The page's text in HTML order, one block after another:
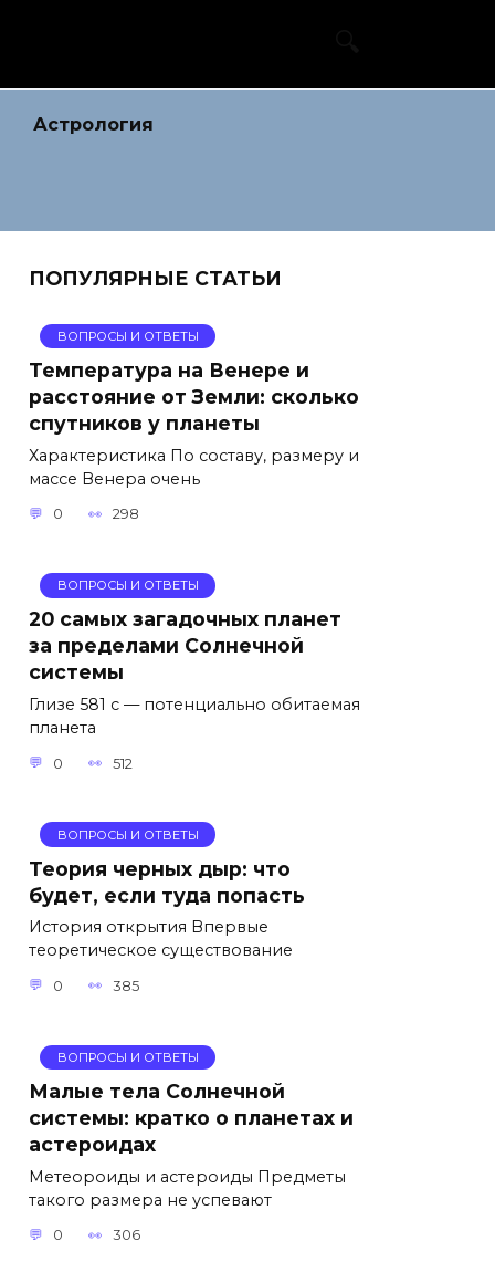
Астрология
ПОПУЛЯРНЫЕ СТАТЬИ
ВОПРОСЫ И ОТВЕТЫ
Температура на Венере и
расстояние от Земли: сколько
спутников у планеты
Характеристика По составу, размеру и
массе Венера очень
0 298
ВОПРОСЫ И ОТВЕТЫ
20 самых загадочных планет
за пределами Солнечной
системы
Глизе 581 c — потенциально обитаемая
планета
0 512
ВОПРОСЫ И ОТВЕТЫ
Теория черных дыр: что
будет, если туда попасть
История открытия Впервые
теоретическое существование
0 385
ВОПРОСЫ И ОТВЕТЫ
Малые тела Солнечной
системы: кратко о планетах и
астероидах
Метеороиды и астероиды Предметы
такого размера не успевают
0 306